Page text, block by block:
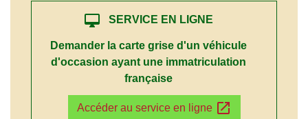
desktop_mac SERVICE EN LIGNE
Demander la carte grise d'un véhicule
d'occasion ayant une immatriculation
française
Accéder au service en ligne open_in_new